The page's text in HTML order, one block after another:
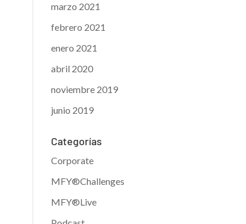
marzo 2021
febrero 2021
enero 2021
abril 2020
noviembre 2019
junio 2019
Categorías
Corporate
MFY®Challenges
MFY®Live